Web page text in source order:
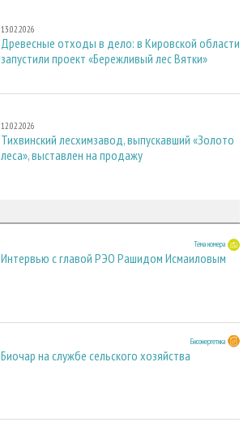
13.02.2026
Древесные отходы в дело: в Кировской области
запустили проект «Бережливый лес Вятки»
12.02.2026
Тихвинский лесхимзавод, выпускавший «Золото
леса», выставлен на продажу
Тема номера
Интервью с главой РЭО Рашидом Исмаиловым
Биоэнергетика
Биочар на службе сельского хозяйства